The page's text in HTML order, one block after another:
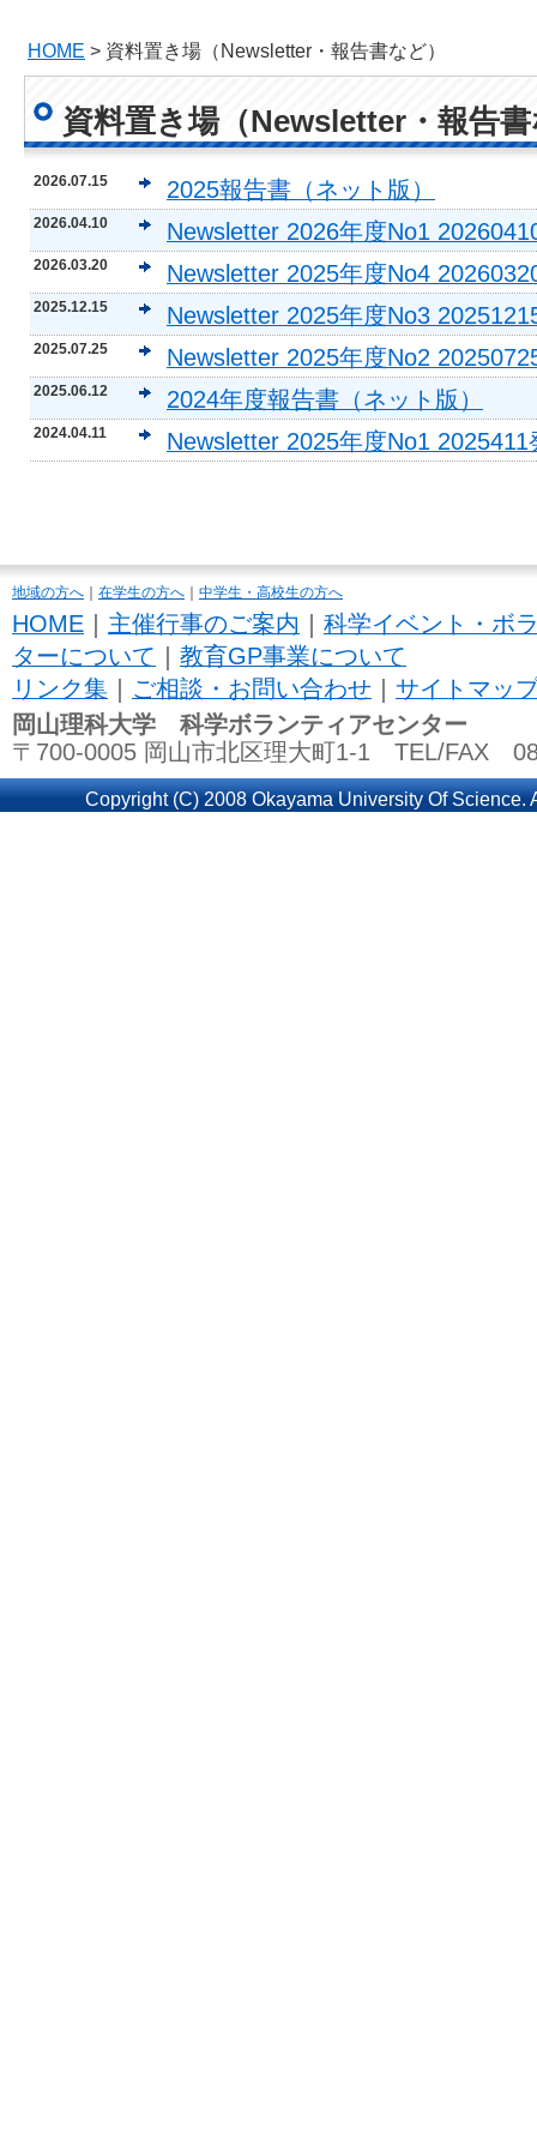
HOME > 資料置き場（Newsletter・報告書など）
資料置き場（Newsletter・報告
2026.07.15 2025報告書（ネット版）
2026.04.10 Newsletter 2026年度No1
2026.03.20 Newsletter 2025年度No4
2025.12.15 Newsletter 2025年度No3
2025.07.25 Newsletter 2025年度No2
2025.06.12 2024年度報告書（ネット版）
2024.04.11 Newsletter 2025年度No1 2025411
地域の方へ 在学生の方へ 中学生・高校生の方へ
HOME 主催行事のご案内
科学イベント・ボ
ターについて
教育GP事業について
リンク集
ご相談・お問い合わせ
サイトマッ
岡山理科大学 科学ボランティアセンター
〒700-0005 岡山市北区理大町1-1 TEL/FAX
Copyright (C) 2008 Okayama University Of Science.